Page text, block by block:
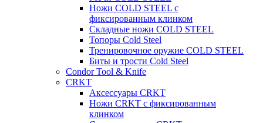
Ножи COLD STEEL с
фиксированным клинком
Складные ножи COLD STEEL
Топоры Cold Steel
Тренировочное оружие COLD STEEL
Биты и трости Cold Steel
Condor Tool & Knife
CRKT
Аксессуары CRKT
Ножи CRKT с фиксированным
клинком